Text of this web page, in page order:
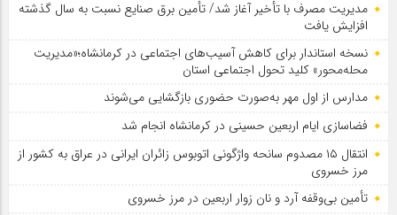
مدیریت مصرف با تأخیر آغاز شد/ تأمین برق صنایع نسبت به سال گذشته
افزایش یافت
نسخه استاندار برای کاهش آسیب‌های اجتماعی در کرمانشاه؛«مدیریت
محله‌محور» کلید تحول اجتماعی استان
مدارس از اول مهر به‌صورت حضوری بازگشایی می‌شوند
فضاسازی ایام اربعین حسینی در کرمانشاه انجام شد
انتقال ۱۵ مصدوم سانحه واژگونی اتوبوس زائران ایرانی در عراق به کشور از
مرز خسروی
تأمین بی‌وقفه آرد و نان زوار اربعین در مرز خسروی